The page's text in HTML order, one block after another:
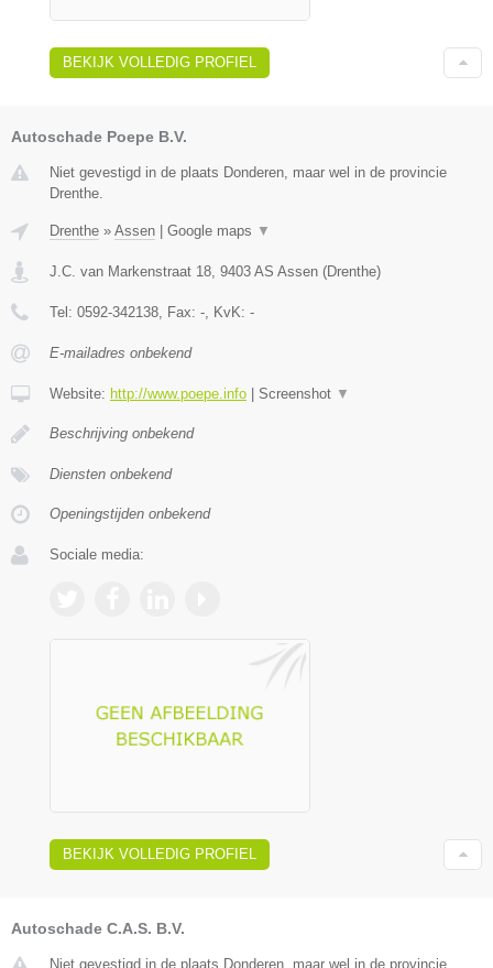
BEKIJK VOLLEDIG PROFIEL
Autoschade Poepe B.V.
Niet gevestigd in de plaats Donderen, maar wel in de provincie
Drenthe.
Drenthe » Assen | Google maps ▼
J.C. van Markenstraat 18 9403 AS Assen (Drenthe)
Tel: 0592-342138 , Fax: - , KvK: -
E-mailadres onbekend
Website: http://www.poepe.info | Screenshot ▼
Beschrijving onbekend
Diensten onbekend
Openingstijden onbekend
Sociale media:
BEKIJK VOLLEDIG PROFIEL
Autoschade C.A.S. B.V.
Niet gevestigd in de plaats Donderen, maar wel in de provincie